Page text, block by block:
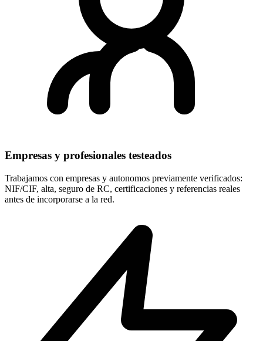
Empresas y profesionales testeados
Trabajamos con empresas y autonomos previamente verificados:
NIF/CIF, alta, seguro de RC, certificaciones y referencias reales
antes de incorporarse a la red.